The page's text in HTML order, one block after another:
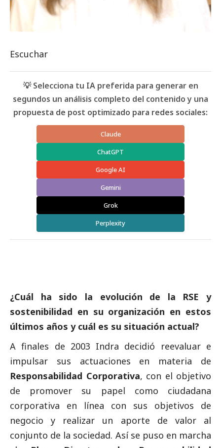
Escuchar
💡 Selecciona tu IA preferida para generar en
segundos un análisis completo del contenido y una
propuesta de post optimizado para redes sociales:
Claude
ChatGPT
Google AI
Gemini
Grok
Perplexity
¿Cuál ha sido la evolución de la RSE y
sostenibilidad en su organización en estos
últimos años y cuál es su situación actual?
A finales de 2003 Indra decidió reevaluar e
impulsar sus actuaciones en materia de
Responsabilidad Corporativa, con el objetivo
de promover su papel como ciudadana
corporativa en línea con sus objetivos de
negocio y realizar un aporte de valor al
conjunto de la sociedad. Así se puso en marcha